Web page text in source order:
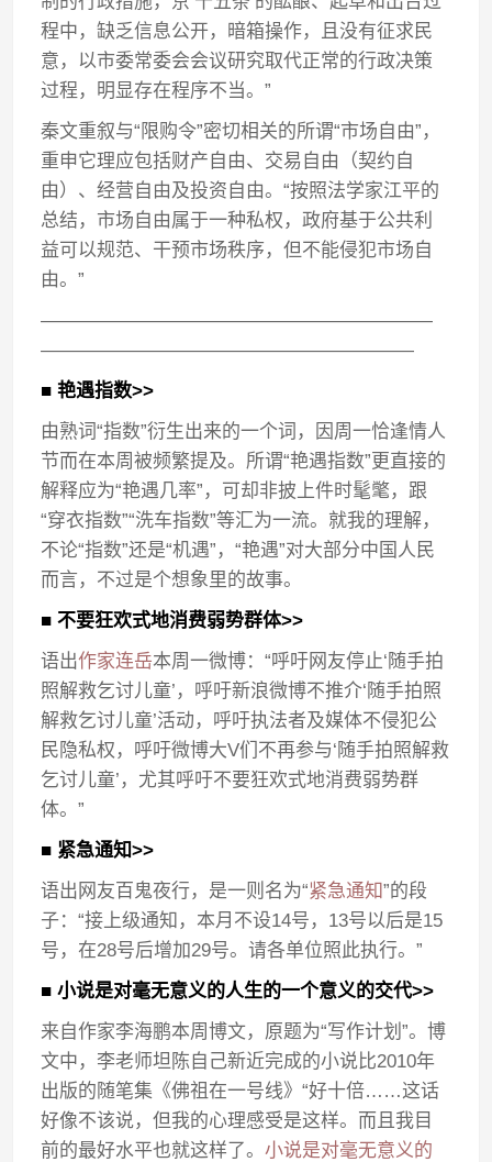
程中，缺乏信息公开，暗箱操作，且没有征求民
意，以市委常委会会议研究取代正常的行政决策
过程，明显存在程序不当。”
秦文重叙与“限购令”密切相关的所谓“市场自由”，
重申它理应包括财产自由、交易自由（契约自
由）、经营自由及投资自由。“按照法学家江平的
总结，市场自由属于一种私权，政府基于公共利
益可以规范、干预市场秩序，但不能侵犯市场自
由。”
—————————————————————
————————————————————
■ 艳遇指数>>
由熟词“指数”衍生出来的一个词，因周一恰逢情人
节而在本周被频繁提及。所谓“艳遇指数”更直接的
解释应为“艳遇几率”，可却非披上件时髦氅，跟
“穿衣指数”“洗车指数”等汇为一流。就我的理解，
不论“指数”还是“机遇”，“艳遇”对大部分中国人民
而言，不过是个想象里的故事。
■ 不要狂欢式地消费弱势群体>>
语出作家连岳本周一微博：“呼吁网友停止‘随手拍
照解救乞讨儿童’，呼吁新浪微博不推介‘随手拍照
解救乞讨儿童’活动，呼吁执法者及媒体不侵犯公
民隐私权，呼吁微博大V们不再参与‘随手拍照解救
乞讨儿童’，尤其呼吁不要狂欢式地消费弱势群
体。”
■ 紧急通知>>
语出网友百鬼夜行，是一则名为“紧急通知”的段
子：“接上级通知，本月不设14号，13号以后是15
号，在28号后增加29号。请各单位照此执行。”
■ 小说是对毫无意义的人生的一个意义的交代>>
来自作家李海鹏本周博文，原题为“写作计划”。博
文中，李老师坦陈自己新近完成的小说比2010年
出版的随笔集《佛祖在一号线》“好十倍……这话
好像不该说，但我的心理感受是这样。而且我目
前的最好水平也就这样了。小说是对毫无意义的